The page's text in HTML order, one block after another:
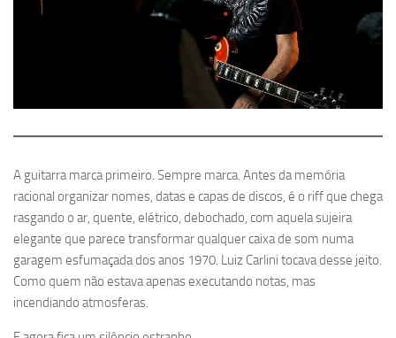
A guitarra marca primeiro. Sempre marca. Antes da memória
racional organizar nomes, datas e capas de discos, é o riff que chega
rasgando o ar, quente, elétrico, debochado, com aquela sujeira
elegante que parece transformar qualquer caixa de som numa
garagem esfumaçada dos anos 1970. Luiz Carlini tocava desse jeito.
Como quem não estava apenas executando notas, mas
incendiando atmosferas.